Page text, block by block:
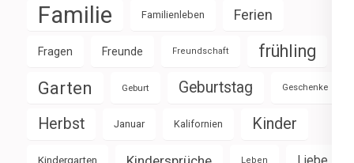
Familie Familienleben Ferien
Fragen Freunde Freundschaft frühling
Garten Geburt Geburtstag Geschenke
Herbst Januar Kalifornien Kinder
Kindergarten Leben Liebe